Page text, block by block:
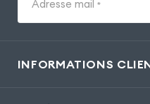
Adresse mail *
INFORMATIONS